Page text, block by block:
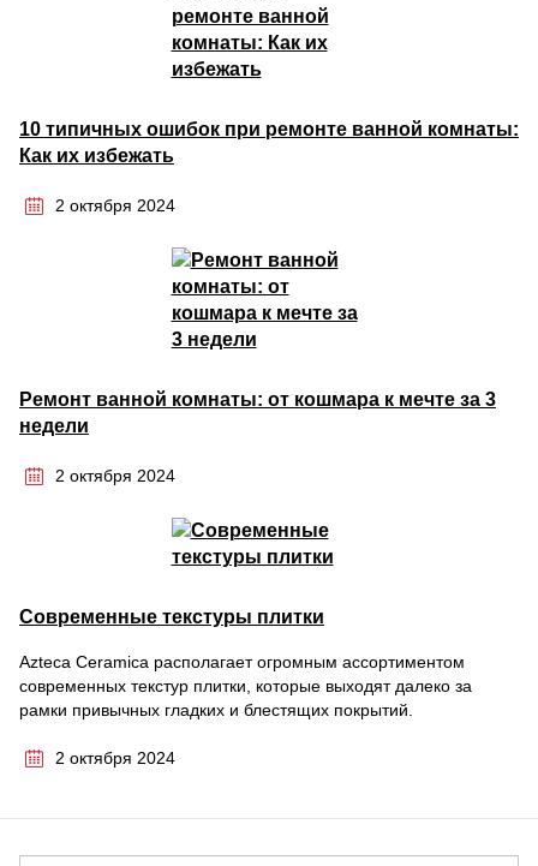
10 типичных ошибок при ремонте ванной комнаты:
Как их избежать
2 октября 2024
Ремонт ванной комнаты: от кошмара к мечте за 3
недели
2 октября 2024
Современные текстуры плитки
Azteca Ceramica располагает огромным ассортиментом
современных текстур плитки, которые выходят далеко за
рамки привычных гладких и блестящих покрытий.
2 октября 2024